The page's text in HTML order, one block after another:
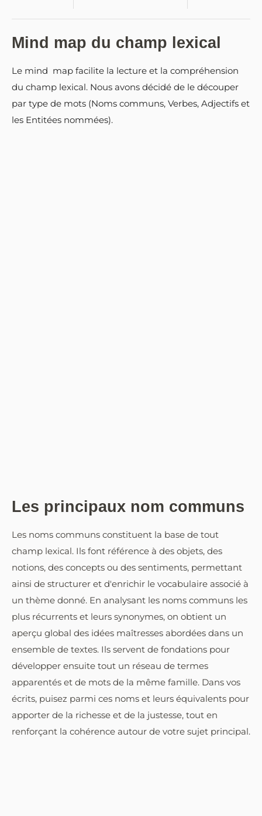
Mind map du champ lexical
Le mind map facilite la lecture et la compréhension
du champ lexical. Nous avons décidé de le découper
par type de mots (Noms communs, Verbes, Adjectifs et
les Entitées nommées).
Les principaux nom communs
Les noms communs constituent la base de tout
champ lexical. Ils font référence à des objets, des
notions, des concepts ou des sentiments, permettant
ainsi de structurer et d'enrichir le vocabulaire associé à
un thème donné. En analysant les noms communs les
plus récurrents et leurs synonymes, on obtient un
aperçu global des idées maîtresses abordées dans un
ensemble de textes. Ils servent de fondations pour
développer ensuite tout un réseau de termes
apparentés et de mots de la même famille. Dans vos
écrits, puisez parmi ces noms et leurs équivalents pour
apporter de la richesse et de la justesse, tout en
renforçant la cohérence autour de votre sujet principal.